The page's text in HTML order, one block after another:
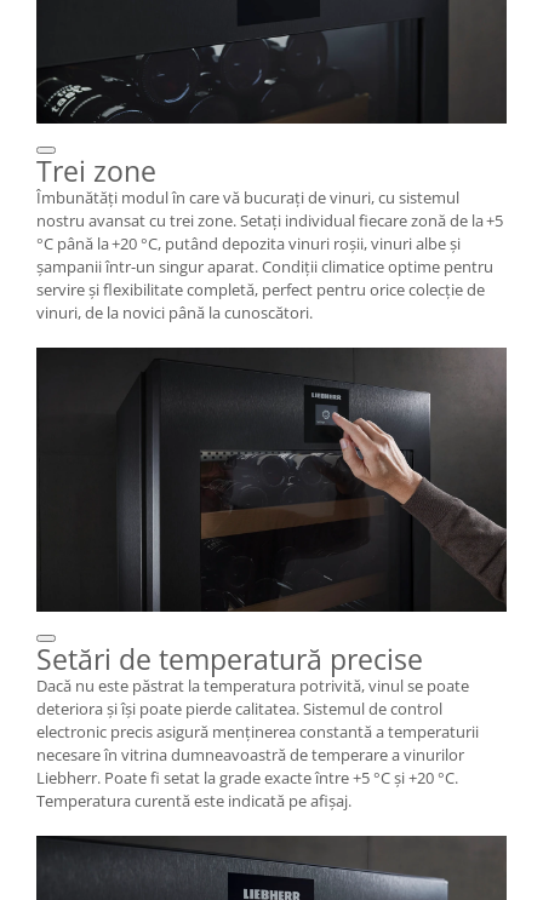
Trei zone
Îmbunătăți modul în care vă bucurați de vinuri, cu sistemul
nostru avansat cu trei zone. Setați individual fiecare zonă de la +5
°C până la +20 °C, putând depozita vinuri roșii, vinuri albe și
șampanii într-un singur aparat. Condiții climatice optime pentru
servire și flexibilitate completă, perfect pentru orice colecție de
vinuri, de la novici până la cunoscători.
Setări de temperatură precise
Dacă nu este păstrat la temperatura potrivită, vinul se poate
deteriora și își poate pierde calitatea. Sistemul de control
electronic precis asigură menținerea constantă a temperaturii
necesare în vitrina dumneavoastră de temperare a vinurilor
Liebherr. Poate fi setat la grade exacte între +5 °C și +20 °C.
Temperatura curentă este indicată pe afișaj.